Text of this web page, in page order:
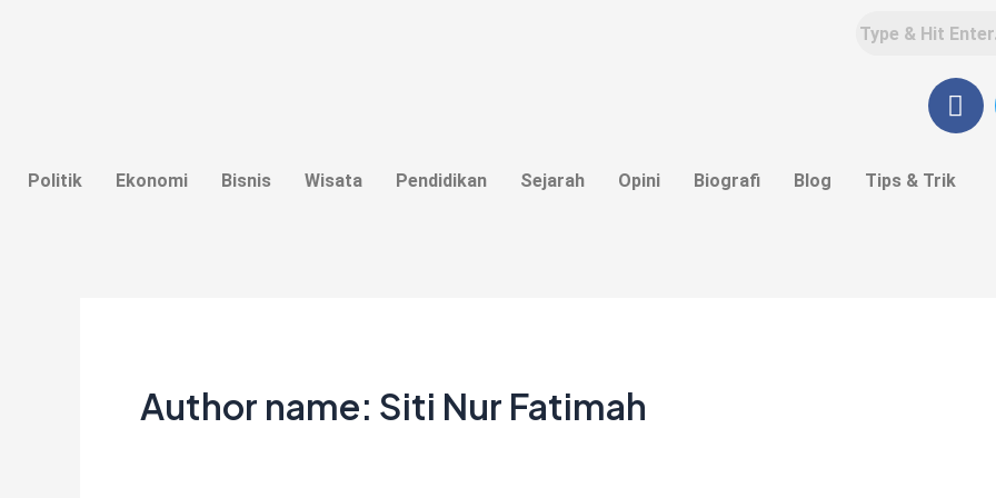
F
a
e
Politik Ekonomi Bisnis Wisata Pendidikan Sejarah Opini Biografi Blog Tips & Trik
Author name: Siti Nur Fatimah